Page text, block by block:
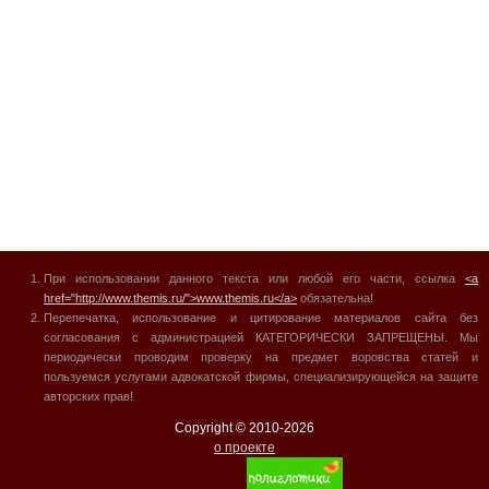
При использовании данного текста или любой его части, ссылка <a
href="http://www.themis.ru/">www.themis.ru</a> обязательна!
Перепечатка, использование и цитирование материалов сайта без
согласования с администрацией КАТЕГОРИЧЕСКИ ЗАПРЕЩЕНЫ. Мы
периодически проводим проверку на предмет воровства статей и
пользуемся услугами адвокатской фирмы, специализирующейся на защите
авторских прав!
Copyright © 2010-2026
о проекте